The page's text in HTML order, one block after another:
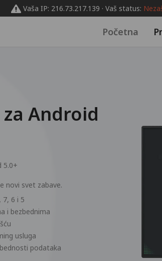
Vaša IP: 216.73.217.139 · Vaš status:
Početna
Android
5.0+
novi svet zabave.
7, 6 i 5
i bezbednima
usluga
podataka